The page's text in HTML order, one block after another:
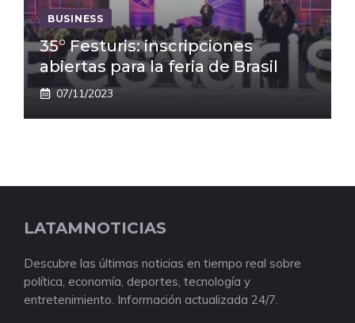
BUSINESS
35° Festuris: inscripciones
abiertas para la feria de Brasil
07/11/2023
LATAMNOTICIAS
Descubre las últimas noticias en tiempo real sobre
política, economía, deportes, tecnología y
entretenimiento. Información actualizada 24/7.